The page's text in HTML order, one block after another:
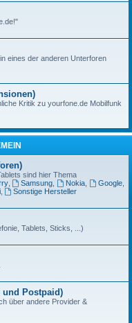
eines der anderen Unterforen
Kritik zu yourfone.de Mobilfunk
sind hier Thema
, Samsung Nokia Google
,
Sonstige Hersteller
Tablets, Sticks, ...)
und Postpaid)
über andere Provider &